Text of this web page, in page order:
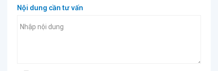
Nội dung cần tư vấn